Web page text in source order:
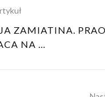
ZAMIATINA.
NA ...